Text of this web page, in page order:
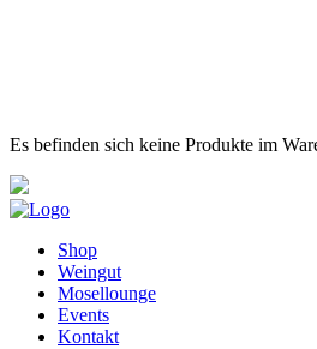
Es befinden sich keine Produkte im
Shop
Weingut
Mosellounge
Events
Kontakt